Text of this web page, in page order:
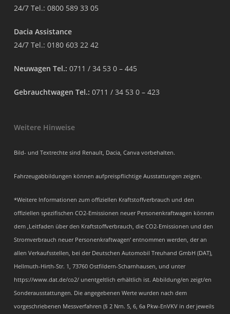
24/7 Tel.: 0800 589 33 05
Dacia Assistance
24/7 Tel.: 0180 603 22 42
Neuwagen Tel.: 0711 / 34 53 0 – 445
Gebrauchtwagen Tel.: 0711 / 34 53 0 – 423
Weitere Hinweise
Bild- und Textrechte sind Renault, Dacia, Canva vorbehalten.
Fahrzeugabbildungen können aufpreispflichtige Ausstattungen zeigen.
*Weitere Informationen zum offiziellen Kraftstoffverbrauch und den
offiziellen spezifischen CO2-Emissionen neuer Personenkraftwagen können
dem ‚Leitfaden über den Kraftstoffverbrauch, die CO2-Emissionen und den
Stromverbrauch neuer Personenkraftwagen‘ entnommen werden, der an
allen Verkaufsstellen, bei der Deutschen Automobil Treuhand GmbH (DAT),
Hellmuth-Hirth-Str. 1, 73760 Ostfildern-Scharnhausen, und unter
https://www.dat.de/co2/ unentgeltlich erhältlich ist. Abbildung/en zeigt/en
Sonderausstattungen. Die angegebenen Werte wurden nach dem
vorgeschriebenen Messverfahren (§ 2 Nrn. 5, 6, 6a Pkw-EnVKV in der jeweils